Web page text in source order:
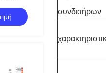
συνδετήρων